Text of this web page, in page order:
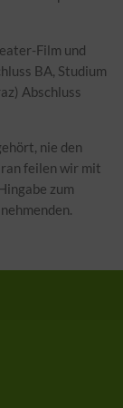
Film und
BA, Studium
Abschluss
nie den
feilen wir mit
zum